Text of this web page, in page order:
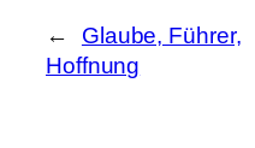
←
Glaube, Führer,
Hoffnung